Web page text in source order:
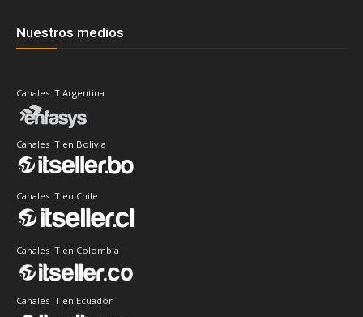
Nuestros medios
Canales IT Argentina
Canales IT en Bolivia
Canales IT en Chile
Canales IT en Colombia
Canales IT en Ecuador